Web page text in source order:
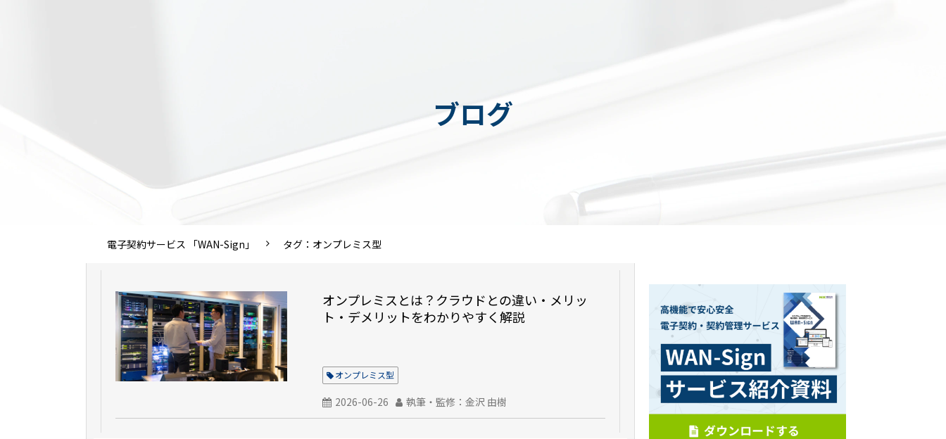
ブログ
電子契約サービス 「WAN-Sign」 タグ：オンプレミス型
オンプレミスとは？クラウドとの違い・メリッ
ト・デメリットをわかりやすく解説
オンプレミス型
2026-06-26 執筆・監修：金沢 由樹